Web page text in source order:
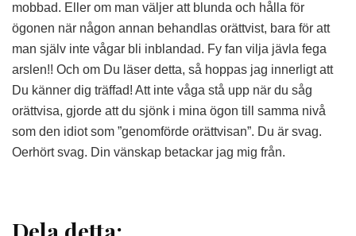
mobbad. Eller om man väljer att blunda och hålla för
ögonen när någon annan behandlas orättvist, bara för att
man själv inte vågar bli inblandad. Fy fan vilja jävla fega
arslen!! Och om Du läser detta, så hoppas jag innerligt att
Du känner dig träffad! Att inte våga stå upp när du såg
orättvisa, gjorde att du sjönk i mina ögon till samma nivå
som den idiot som ”genomförde orättvisan”. Du är svag.
Oerhört svag. Din vänskap betackar jag mig från.